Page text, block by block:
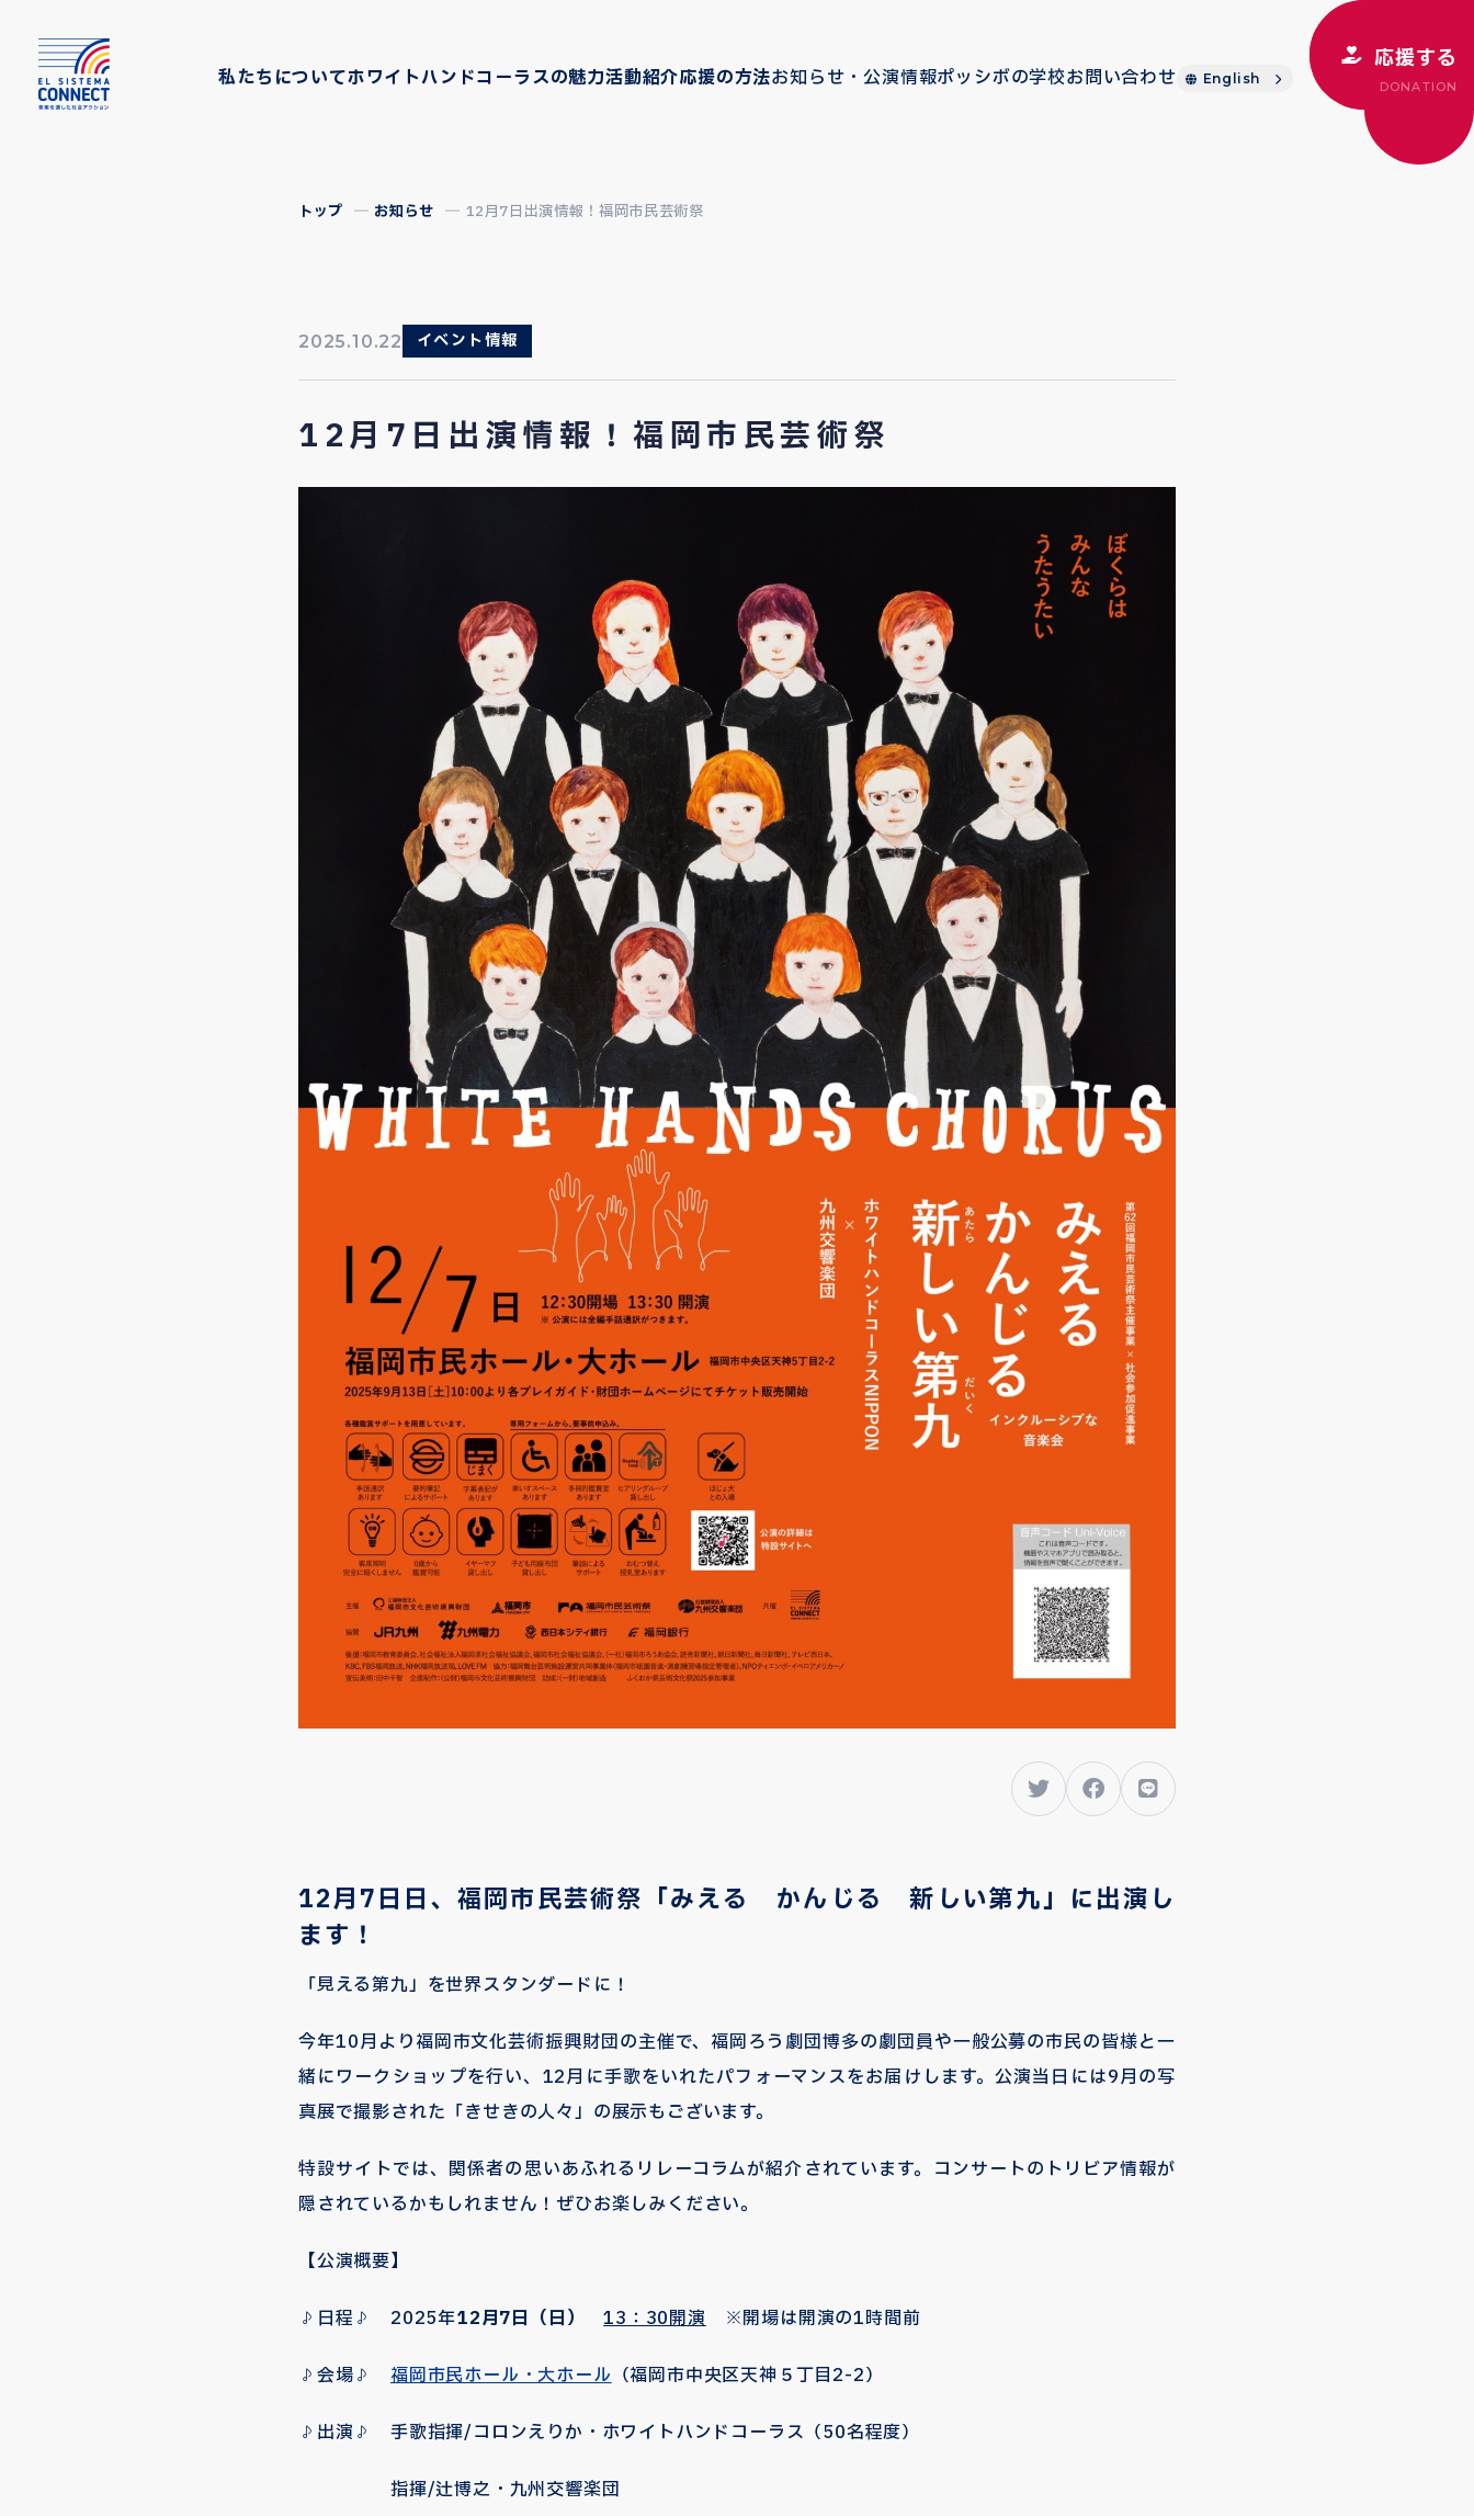
私たちについてホワイトハンドコーラスの魅力活動紹介応援の方法お知らせ・公演情報ポッシボの学校お問い合わせ English
応援する
DONATION
トップ お知らせ 12月7日出演情報！福岡市民芸術祭
2025.10.22 イベント情報
12月7日出演情報！福岡市民芸術祭
12月7日日、福岡市民芸術祭「みえる かんじる 新しい第九」に出演し
ます！
「見える第九」を世界スタンダードに！
今年10月より福岡市文化芸術振興財団の主催で、福岡ろう劇団博多の劇団員や一般公募の市民の皆様と一
緒にワークショップを行い、12月に手歌をいれたパフォーマンスをお届けします。公演当日には9月の写
真展で撮影された「きせきの人々」の展示もございます。
特設サイトでは、関係者の思いあふれるリレーコラムが紹介されています。コンサートのトリビア情報が
隠されているかもしれません！ぜひお楽しみください。
【公演概要】
♪日程♪ 2025年12月7日（日） 13：30開演※開場は開演の1時間前
♪会場♪ 福岡市民ホール・大ホール（福岡市中央区天神５丁目2-2）
♪出演♪ 手歌指揮/コロンえりか・ホワイトハンドコーラス（50名程度）
指揮/辻博之・九州交響楽団